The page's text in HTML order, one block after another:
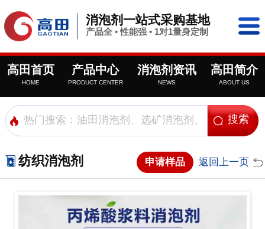
消泡剂一站式采购基地
产品全 • 性能强 • 1对1量身定制
高田首页
HOME
产品中心
PRODUCT CENTER
消泡剂资讯
NEWS
高田简介
ABOUT US
纺织消泡剂 申请样品 返回上一页